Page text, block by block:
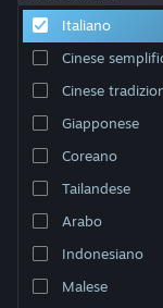
Assistenza
Cambia la lingua
Ottieni l'app mobile
Visualizza il sito
Italiano
Cinese
Cinese
Giapponese
Coreano
Tailandese
Arabo
Indonesiano
Malese
Ordina per Rilevanza
0 risultati
in base alle tue